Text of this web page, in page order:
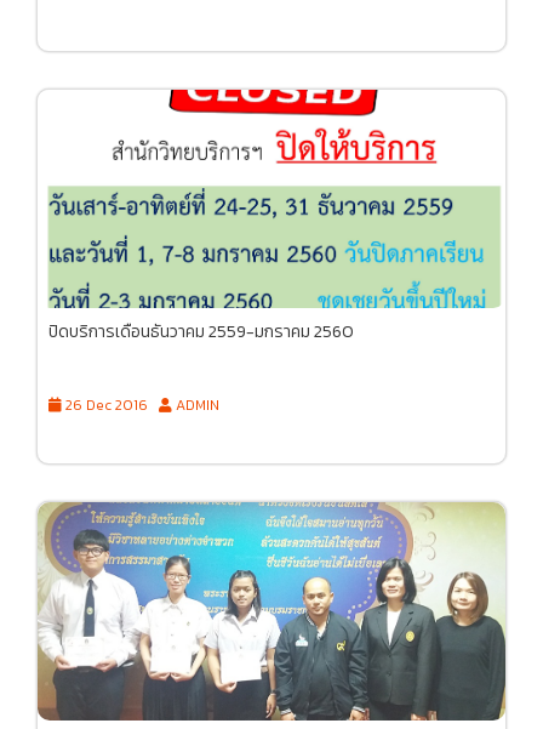
ปิดบริการเดือนธันวาคม 2559-มกราคม 2560
26 Dec 2016 ADMIN